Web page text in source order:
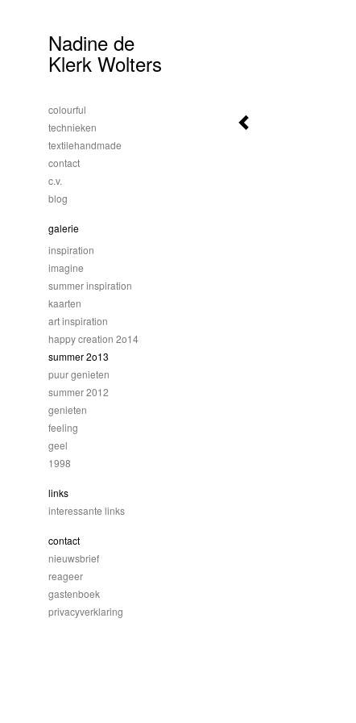
Nadine de
Klerk Wolters
colourful
technieken
textilehandmade
contact
c.v.
blog
galerie
inspiration
imagine
summer inspiration
kaarten
art inspiration
happy creation 2o14
summer 2o13
puur genieten
summer 2012
genieten
feeling
geel
1998
links
interessante links
contact
nieuwsbrief
reageer
gastenboek
privacyverklaring